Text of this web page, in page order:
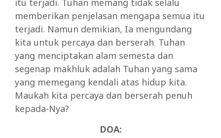
itu terjadi. Tuhan memang tidak selalu
memberikan penjelasan mengapa semua itu
terjadi. Namun demikian, Ia mengundang
kita untuk percaya dan berserah. Tuhan
yang menciptakan alam semesta dan
segenap makhluk adalah Tuhan yang sama
yang memegang kendali atas hidup kita.
Maukah kita percaya dan berserah penuh
kepada-Nya?
DOA: